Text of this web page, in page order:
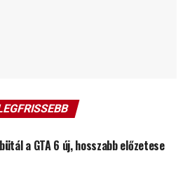
a GTA 6 új, hosszabb előzetese